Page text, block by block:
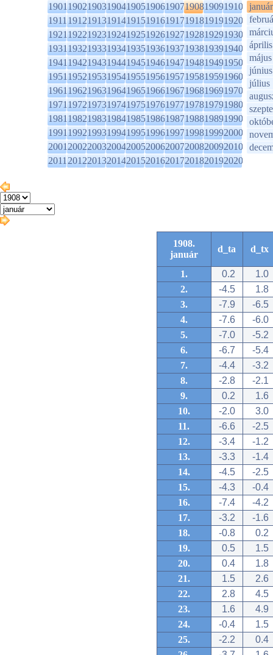
1901190219031904190519061907190819091910
1911191219131914191519161917191819191920
1921192219231924192519261927192819291930
1931193219331934193519361937193819391940
1941194219431944194519461947194819491950
1951195219531954195519561957195819591960
1961196219631964196519661967196819691970
1971197219731974197519761977197819791980
1981198219831984198519861987198819891990
1991199219931994199519961997199819992000
2001200220032004200520062007200820092010
2011201220132014201520162017201820192020
január
április
május
június
július
1908.
január
d_ta d_tx
1. 0.2
1.0
2.
-4.5
1.8
3.
-7.9
-6.5
4.
-7.6
-6.0
5.
-7.0
-5.2
6.
-6.7
-5.4
7.
-4.4
-3.2
8.
-2.8
-2.1
9.
0.2
1.6
10.
-2.0
3.0
11.
-6.6
-2.5
12.
-3.4
-1.2
13.
-3.3
-1.4
14.
-4.5
-2.5
15.
-4.3
-0.4
16.
-7.4
-4.2
17.
-3.2
-1.6
18.
-0.8
0.2
19.
0.5
1.5
20.
0.4
1.8
21.
1.5
2.6
22.
2.8
4.5
23.
1.6
4.9
24.
-0.4
1.5
25.
-2.2
0.4